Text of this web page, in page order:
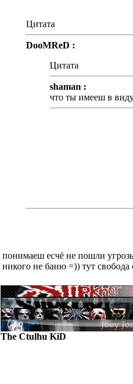
Цитата
DooMReD :
Цитата
shaman :
что ты имееш в
понимаеш есчё не пошли
никого не баню =)) тут
The Ctulhu KiD